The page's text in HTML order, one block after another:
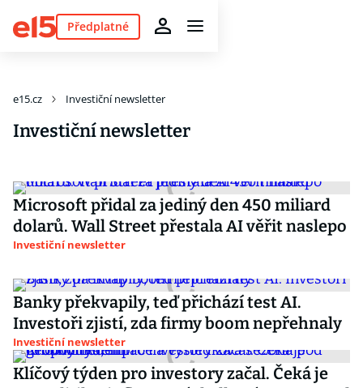
Předplatné
e15.cz Investiční newsletter
Investiční newsletter
Microsoft přidal za jediný den 450 miliard
dolarů. Wall Street přestala AI věřit naslepo
Investiční newsletter
Banky překvapily, teď přichází test AI.
Investoři zjistí, zda firmy boom nepřehnaly
Investiční newsletter
Klíčový týden pro investory začal. Čeká je